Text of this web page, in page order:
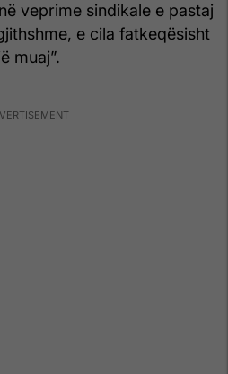
veprime sindikale e pastaj
e cila fatkeqësisht
muaj”.